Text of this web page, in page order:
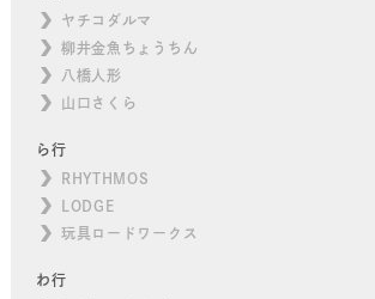
ヤチコダルマ
柳井金魚ちょうちん
八橋人形
山口さくら
ら行
RHYTHMOS
LODGE
玩具ロードワークス
わ行